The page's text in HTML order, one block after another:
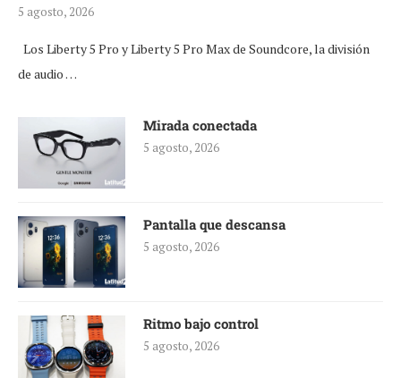
5 agosto, 2026
Los Liberty 5 Pro y Liberty 5 Pro Max de Soundcore, la división
de audio …
Mirada conectada
5 agosto, 2026
Pantalla que descansa
5 agosto, 2026
Ritmo bajo control
5 agosto, 2026